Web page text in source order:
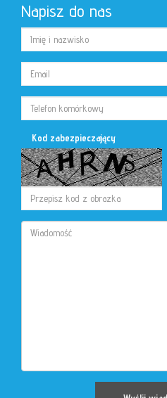
Napisz do nas
Kod zabezpieczający